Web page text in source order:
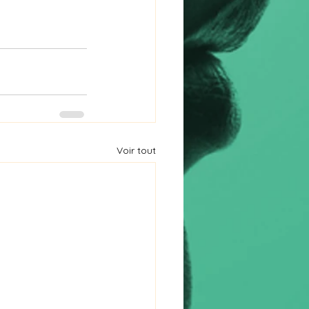
Voir tout